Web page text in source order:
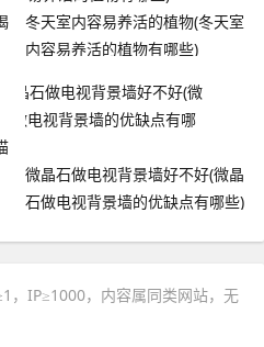
冬天室内容易养活的植物(冬天室
内容易养活的植物有哪些)
微晶石做电视背景墙好不好(微晶
石做电视背景墙的优缺点有哪些)
，IP≥1000，内容属同类网站，无